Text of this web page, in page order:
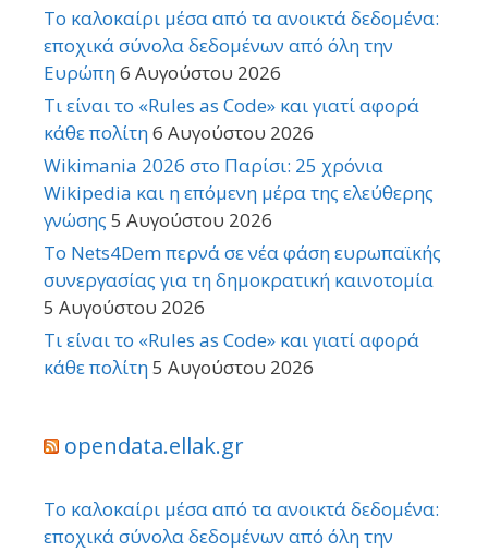
Το καλοκαίρι μέσα από τα ανοικτά δεδομένα:
εποχικά σύνολα δεδομένων από όλη την
Ευρώπη6 Αυγούστου 2026
Τι είναι το «Rules as Code» και γιατί αφορά
κάθε πολίτη6 Αυγούστου 2026
Wikimania 2026 στο Παρίσι: 25 χρόνια
Wikipedia και η επόμενη μέρα της ελεύθερης
γνώσης 5 Αυγούστου 2026
Το Nets4Dem περνά σε νέα φάση ευρωπαϊκής
συνεργασίας για τη δημοκρατική καινοτομία
5 Αυγούστου 2026
Τι είναι το «Rules as Code» και γιατί αφορά
κάθε πολίτη5 Αυγούστου 2026
opendata.ellak.gr
Το καλοκαίρι μέσα από τα ανοικτά δεδομένα:
εποχικά σύνολα δεδομένων από όλη την